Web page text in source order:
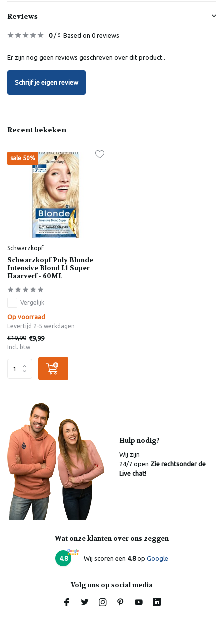
Reviews
0/ 5 Based on 0 reviews
Er zijn nog geen reviews geschreven over dit product..
Schrijf je eigen review
Recent bekeken
sale 50%
Schwarzkopf
Schwarzkopf Poly Blonde
Intensive Blond L1 Super
Haarverf - 60ML
Vergelijk
Op voorraad
Levertijd 2-5 werkdagen
€19,99 €9,99
Incl. btw
Hulp nodig?
Wij zijn
24/7 open Zie rechtsonder de
Live chat!
Wat onze klanten over ons zeggen
4.8 Wij scoren een 4.8op Google
Volg ons op social media
Online